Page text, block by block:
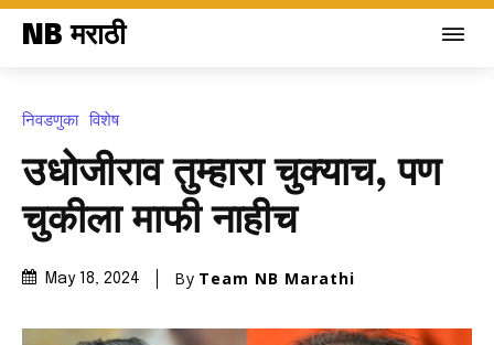
NB मराठी
निवडणुका विशेष
उधोजीराव तुम्हारा चुक्याच, पण
चुकीला माफी नाहीच
May 18, 2024 By Team NB Marathi